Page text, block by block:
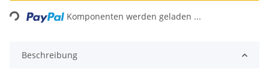
Komponenten werden geladen ...
Beschreibung